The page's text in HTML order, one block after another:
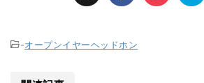
-オープンイヤーヘッドホン